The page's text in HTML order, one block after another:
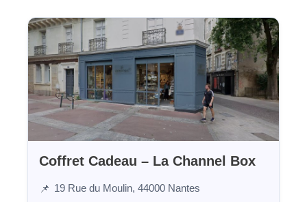
Coffret Cadeau – La Channel Box
📌 19 Rue du Moulin, 44000 Nantes